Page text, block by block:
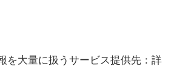
を大量に扱うサービス提供先：詳